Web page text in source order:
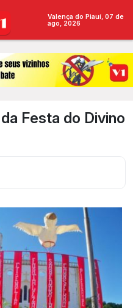
Valença do Piauí, 07 de
ago, 2026
Festa do Divino